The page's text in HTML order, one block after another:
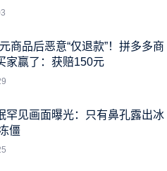
商品后恶意“仅退款”！拼多多商
家赢了：获赔150元
罕见画面曝光：只有鼻孔露出冰
僵